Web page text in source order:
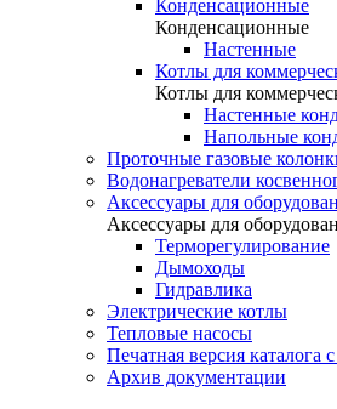
Конденсационные
Конденсационные
Настенные
Котлы для
Котлы для
Настенные
Напольные
Проточные газовые
Водонагреватели
Аксессуары для
Аксессуары для
Терморегулирование
Дымоходы
Гидравлика
Электрические котлы
Тепловые насосы
Печатная версия каталога
Архив документации